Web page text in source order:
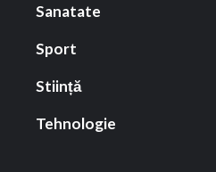
Sanatate
Sport
Stiință
Tehnologie